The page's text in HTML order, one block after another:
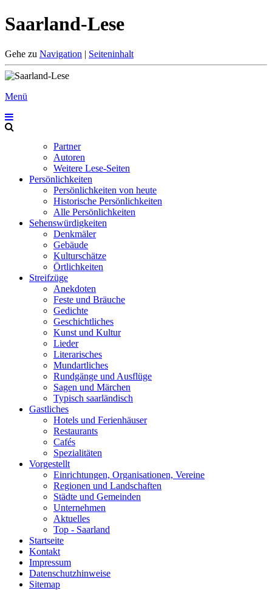
Saarland-Lese
Gehe zu Navigation | Seiteninhalt
Menü
Partner
Autoren
Weitere Lese-Seiten
Persönlichkeiten
Persönlichkeiten von heute
Historische Persönlichkeiten
Alle Persönlichkeiten
Sehenswürdigkeiten
Denkmäler
Gebäude
Kulturschätze
Örtlichkeiten
Streifzüge
Anekdoten
Feste und Bräuche
Gedichte
Geschichtliches
Kunst und Kultur
Lieder
Literarisches
Mundartliches
Rundgänge und Ausflüge
Sagen und Märchen
Typisch saarländisch
Gastliches
Hotels und Ferienhäuser
Restaurants
Cafés
Spezialitäten
Vorgestellt
Einrichtungen, Organisationen, Vereine
Regionen und Landschaften
Städte und Gemeinden
Unternehmen
Aktuelles
Top - Saarland
Startseite
Kontakt
Impressum
Datenschutzhinweise
Sitemap